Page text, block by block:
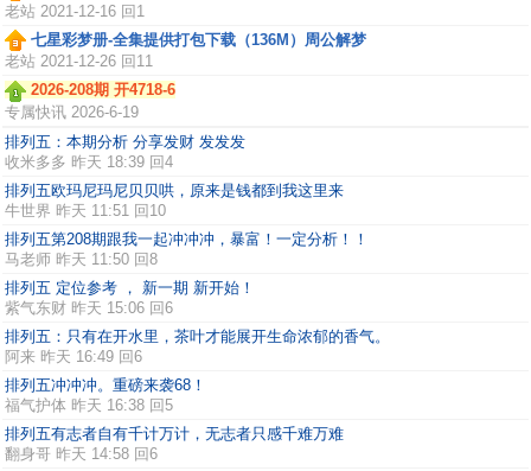
老站 2021-12-16 回1
七星彩梦册-全集提供打包下载（136M）周公解梦
老站 2021-12-26 回11
2026-208期 开4718-6
专属快讯 2026-6-19
排列五：本期分析 分享发财 发发发
收米多多 昨天 18:39 回4
排列五欧玛尼玛尼贝贝哄，原来是钱都到我这里来
牛世界 昨天 11:51 回10
排列五第208期跟我一起冲冲冲，暴富！一定分析！！
马老师 昨天 11:50 回8
排列五 定位参考 ， 新一期 新开始！
紫气东财 昨天 15:06 回6
排列五：只有在开水里，茶叶才能展开生命浓郁的香气。
阿来 昨天 16:49 回6
排列五冲冲冲。重磅来袭68！
福气护体 昨天 16:38 回5
排列五有志者自有千计万计，无志者只感千难万难
翻身哥 昨天 14:58 回6